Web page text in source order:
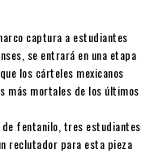
captura a estudiantes
se entrará en una etapa
los cárteles mexicanos
más mortales de los últimos
fentanilo, tres estudiantes
reclutador para esta pieza